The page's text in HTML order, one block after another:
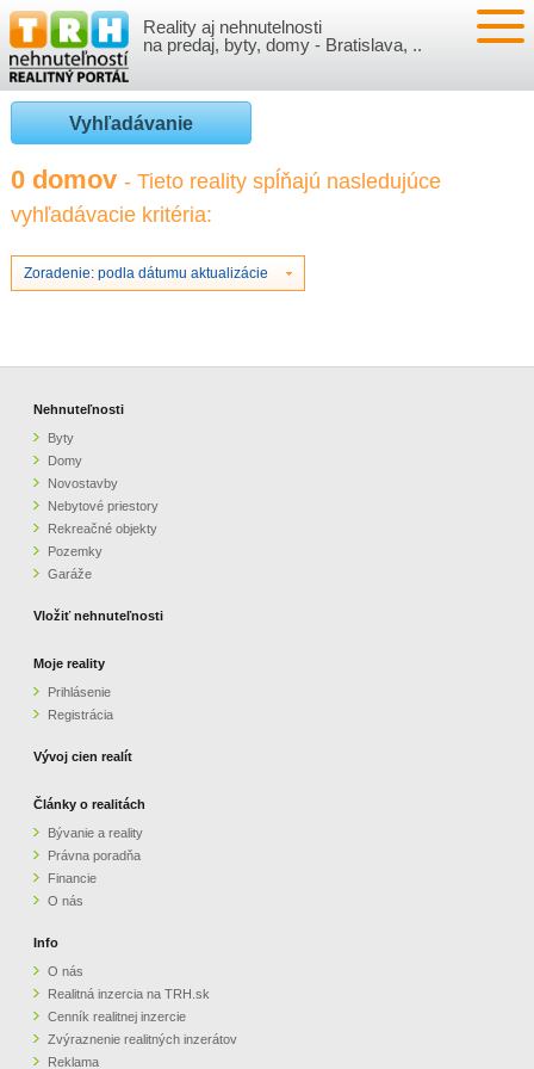
Reality aj nehnutelnosti
na predaj, byty, domy - Bratislava, ..
NEHNUTEĽNOSTI
BYTY
NOVOSTAVBY
NEBYTOVÉ PRIESTORY
GARÁŽE
VLOŽIŤ NEHNUTEĽNOSTI
PRIHLÁSENIE
REGISTRÁCIA
VÝVOJ CIEN REALÍT
ČLÁNKY O REALITÁCH
O NÁS
CENNÍK REALITNEJ INZERCIE
ZVÝRAZNENIE REALITNÝCH INZERÁTOV
PARTNERI
OBCHODNÉ PODMIENKY
KONTAKT
Vyhľadávanie
0 domov - Tieto reality spĺňajú nasledujúce
vyhľadávacie kritéria:
Zoradenie: podla dátumu aktualizácie
Nehnuteľnosti
Byty
Domy
Novostavby
Nebytové priestory
Rekreačné objekty
Pozemky
Garáže
Vložiť nehnuteľnosti
Moje reality
Prihlásenie
Registrácia
Vývoj cien realít
Články o realitách
Bývanie a reality
Právna poradňa
Financie
O nás
Info
O nás
Realitná inzercia na TRH.sk
Cenník realitnej inzercie
Zvýraznenie realitných inzerátov
Reklama